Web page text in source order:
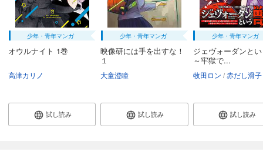
少年・青年マンガ
オウルナイト 1巻
高津カリノ
試し読み
少年・青年マンガ
映像研には手を出すな！
１
大童澄瞳
試し読み
少年・青年マンガ
ジェヴォーダンと
～牢獄で...
牧田ロン 赤だし滑子
試し読み